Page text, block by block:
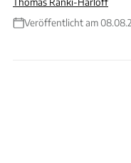
Veröffentlicht am